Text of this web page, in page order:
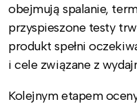
obejmują spalanie,
przyspieszone testy
produkt spełni
i cele związane z
Kolejnym etapem